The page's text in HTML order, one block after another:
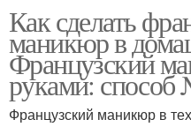
Как сделать
маникюр в
Французский
руками:
Французский маникюр в